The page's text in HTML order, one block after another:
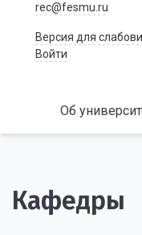
rec@fesmu.ru
Версия для
Войти
Об
Кафедры